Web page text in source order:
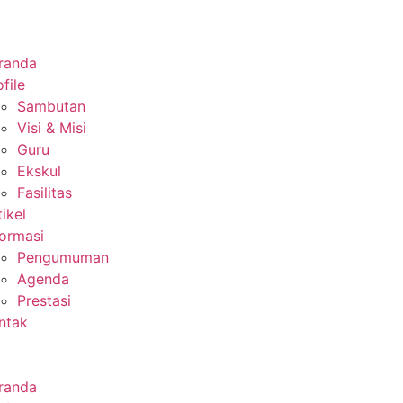
Sambutan
Visi & Misi
Guru
Ekskul
Fasilitas
Pengumuman
Agenda
Prestasi